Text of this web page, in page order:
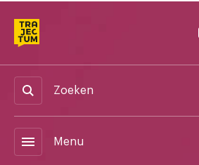
Zoeken
menu Menu